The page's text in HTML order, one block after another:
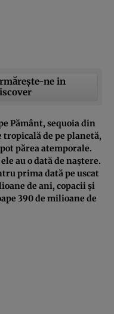
ne in
Pământ, sequoia din
tropicală de pe planetă,
părea atemporale.
au o dată de naștere.
prima dată pe uscat
de ani, copacii și
390 de milioane de